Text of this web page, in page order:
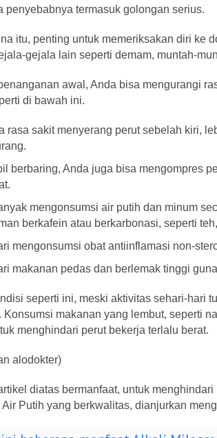
penyebabnya termasuk golongan serius.
itu, penting untuk memeriksakan diri ke
gejala lain seperti demam, muntah-
awal, Anda bisa mengurangi
di bawah ini.
rasa sakit menyerang perut sebelah kiri,
berbaring, Anda juga bisa mengompres
mengonsumsi air putih dan minum
berkafein atau berkarbonasi, seperti
mengonsumsi obat antiinflamasi non-
makanan pedas dan berlemak tinggi
seperti ini, meski aktivitas sehari-hari
Konsumsi makanan yang lembut, seperti
menghindari perut bekerja terlalu berat.
alodokter)
diatas bermanfaat, untuk
Air Putih yang berkwalitas, dianjurkan